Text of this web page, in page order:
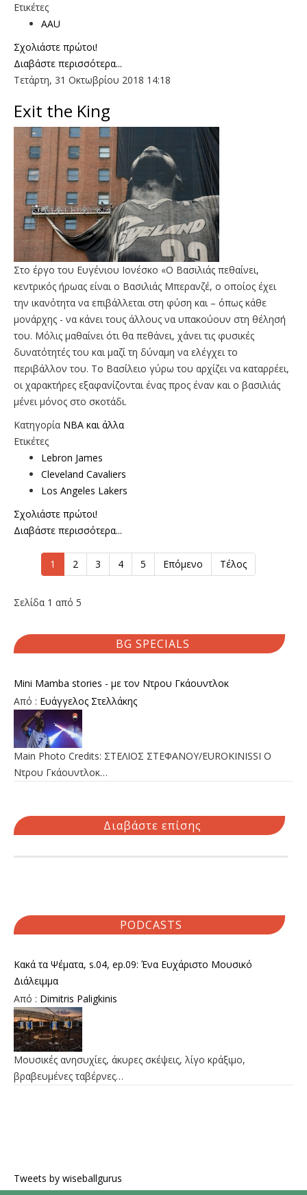
Ετικέτες
AAU
Σχολιάστε πρώτοι!
Διαβάστε περισσότερα...
Τετάρτη, 31 Οκτωβρίου 2018 14:18
Exit the King
Στο έργο του Ευγένιου Ιονέσκο «Ο Βασιλιάς πεθαίνει,
κεντρικός ήρωας είναι ο Βασιλιάς Μπερανζέ, ο οποίος έχει
την ικανότητα να επιβάλλεται στη φύση και – όπως κάθε
μονάρχης - να κάνει τους άλλους να υπακούουν στη θέλησή
του. Μόλις μαθαίνει ότι θα πεθάνει, χάνει τις φυσικές
δυνατότητές του και μαζί τη δύναμη να ελέγχει το
περιβάλλον του. Το Βασίλειο γύρω του αρχίζει να καταρρέει,
οι χαρακτήρες εξαφανίζονται ένας προς έναν και ο βασιλιάς
μένει μόνος στο σκοτάδι.
Κατηγορία NBA και άλλα
Ετικέτες
Lebron James
Cleveland Cavaliers
Los Angeles Lakers
Σχολιάστε πρώτοι!
Διαβάστε περισσότερα...
1 2 3 4 5 Επόμενο Τέλος
Σελίδα 1 από 5
BG SPECIALS
Mini Mamba stories - με τον Ντρου Γκάουντλοκ
Από : Ευάγγελος Στελλάκης
Main Photo Credits: ΣΤΕΛΙΟΣ ΣΤΕΦΑΝΟΥ/EUROKINISSI Ο
Ντρου Γκάουντλοκ…
Διαβάστε επίσης
PODCASTS
Κακά τα Ψέματα, s.04, ep.09: Ένα Ευχάριστο Μουσικό
Διάλειμμα
Από : Dimitris Paligkinis
Μουσικές ανησυχίες, άκυρες σκέψεις, λίγο κράξιμο,
βραβευμένες ταβέρνες…
Tweets by wiseballgurus